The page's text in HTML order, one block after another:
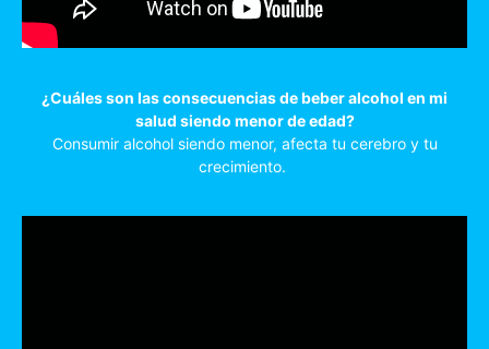
¿Cuáles son las consecuencias de beber alcohol en mi
salud siendo menor de edad?
Consumir alcohol siendo menor, afecta tu cerebro y tu
crecimiento.